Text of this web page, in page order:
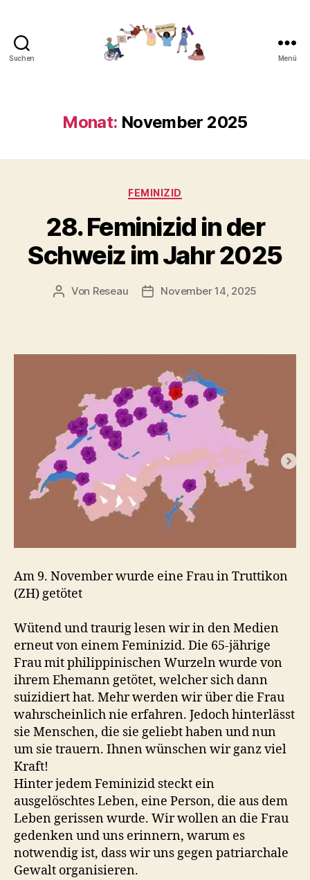
Suchen Menü
Monat: November 2025
Kategorien
FEMINIZID
28. Feminizid in der
Schweiz im Jahr 2025
Beitragsautor
Von Reseau Veröffentlichungsdatum
November 14, 2025
Am 9. November wurde eine Frau in Truttikon
(ZH) getötet
Wütend und traurig lesen wir in den Medien
erneut von einem Feminizid. Die 65-jährige
Frau mit philippinischen Wurzeln wurde von
ihrem Ehemann getötet, welcher sich dann
suizidiert hat. Mehr werden wir über die Frau
wahrscheinlich nie erfahren. Jedoch hinterlässt
sie Menschen, die sie geliebt haben und nun
um sie trauern. Ihnen wünschen wir ganz viel
Kraft!
Hinter jedem Feminizid steckt ein
ausgelöschtes Leben, eine Person, die aus dem
Leben gerissen wurde. Wir wollen an die Frau
gedenken und uns erinnern, warum es
notwendig ist, dass wir uns gegen patriarchale
Gewalt organisieren.